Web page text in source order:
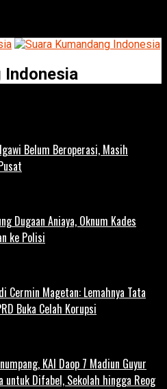
Indonesia
Belum Beroperasi, Masih
Dugaan Aniaya, Oknum Kades
ke Polisi
Cermin Magetan: Lemahnya Tata
Buka Celah Korupsi
KAI Daop 7 Madiun Guyur
untuk Difabel, Sekolah hingga Reog